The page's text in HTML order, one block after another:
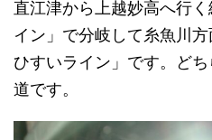
直江津から上越妙高へ行
イン」で分岐して糸魚川
ひすいライン」です。ど
道です。